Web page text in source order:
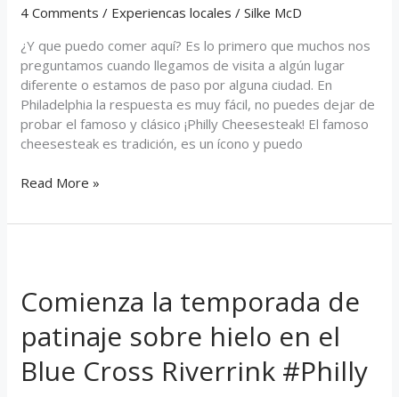
4 Comments / Experiencas locales /Silke McD
¿Y que puedo comer aquí? Es lo primero que muchos nos
preguntamos cuando llegamos de visita a algún lugar
diferente o estamos de paso por alguna ciudad. En
Philadelphia la respuesta es muy fácil, no puedes dejar de
probar el famoso y clásico ¡Philly Cheesesteak! El famoso
cheesesteak es tradición, es un ícono y puedo
clásico
Phily
Cheesesteak!
Read More »
Comienza la temporada de
patinaje sobre hielo en el
Blue Cross Riverrink #Philly
temporada
de
patinaje
sobre
hielo